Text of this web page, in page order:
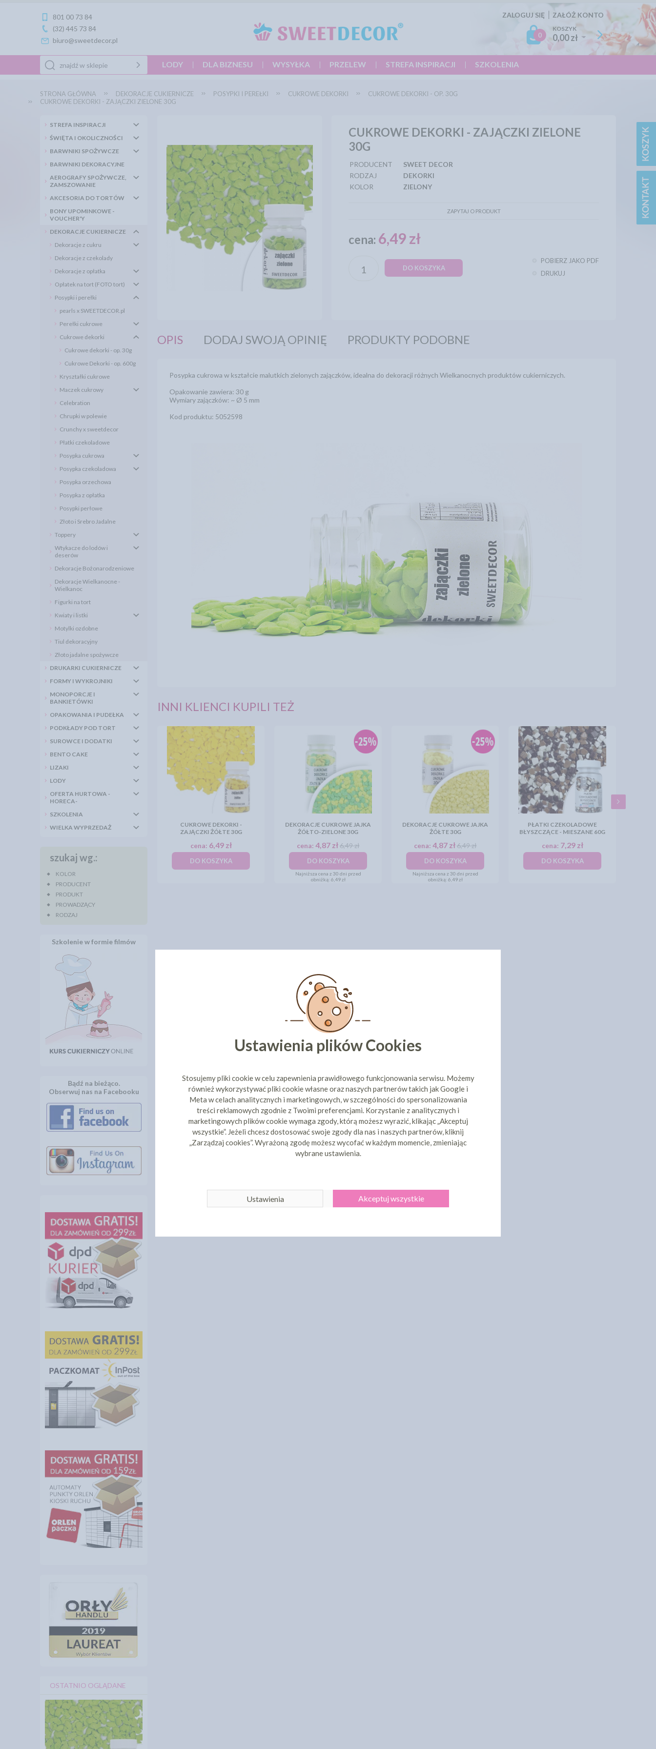
801 00 73 84
(32) 445 73 84
biuro@sweetdecor.pl
ZALOGUJ SIĘ ZAŁÓŻ KONTO
0
KOSZYK
0,00 zł
LODY DLA BIZNESU WYSYŁKA PRZELEW STREFA INSPIRACJI SZKOLENIA
STRONA GŁÓWNA DEKORACJE CUKIERNICZE POSYPKI I PEREŁKI CUKROWE DEKORKI
CUKROWE DEKORKI - OP. 30G
CUKROWE DEKORKI - ZAJĄCZKI ZIELONE 30G
STREFA INSPIRACJI
ŚWIĘTA I OKOLICZNOŚCI
BARWNIKI SPOŻYWCZE
BARWNIKI DEKORACYJNE
AEROGRAFY SPOŻYWCZE,
ZAMSZOWANIE
AKCESORIA DO TORTÓW
BONY UPOMINKOWE -
VOUCHER'Y
DEKORACJE CUKIERNICZE
Dekoracje z cukru
Dekoracje z czekolady
Dekoracje z opłatka
Opłatek na tort (FOTO tort)
Posypki i perełki
pearls x SWEETDECOR.pl
Perełki cukrowe
Cukrowe dekorki
Cukrowe dekorki - op. 30g
Cukrowe Dekorki - op. 600g
Kryształki cukrowe
Maczek cukrowy
Celebration
Chrupki w polewie
Crunchy x sweetdecor
Płatki czekoladowe
Posypka cukrowa
Posypka czekoladowa
Posypka orzechowa
Posypka z opłatka
Posypki perłowe
Złoto i Srebro Jadalne
Toppery
Wtykacze do lodów i
deserów
Dekoracje Bożonarodzeniowe
Dekoracje Wielkanocne -
Wielkanoc
Figurki na tort
Kwiaty i listki
Motylki ozdobne
Tiul dekoracyjny
Złoto jadalne spożywcze
DRUKARKI CUKIERNICZE
FORMY I WYKROJNIKI
MONOPORCJE I
BANKIETÓWKI
OPAKOWANIA I PUDEŁKA
PODKŁADY POD TORT
SUROWCE I DODATKI
BENTO CAKE
LIZAKI
LODY
OFERTA HURTOWA -
HORECA-
SZKOLENIA
WIELKA WYPRZEDAŻ
szukaj wg.:
KOLOR
PRODUCENT
PRODUKT
PROWADZĄCY
RODZAJ
Szkolenie w formie filmów
Bądź na bieżąco.
Obserwuj nas na Facebooku
OSTATNIO OGLĄDANE
CUKROWE DEKORKI - ZAJĄCZKI ZIELONE
30G
PRODUCENT
SWEET DECOR
RODZAJ
DEKORKI
KOLOR
ZIELONY
ZAPYTAJ O PRODUKT
cena: 6,49 zł
DO KOSZYKA
POBIERZ JAKO PDF
DRUKUJ
OPIS DODAJ SWOJĄ OPINIĘ PRODUKTY PODOBNE
Posypka cukrowa w kształcie malutkich zielonych zajączków, idealna do dekoracji różnych Wielkanocnych produktów cukierniczych.
Opakowanie zawiera: 30 g
Wymiary zajączków: ~ Ø 5 mm
Kod produktu: 5052598
INNI KLIENCI KUPILI TEŻ
CUKROWE DEKORKI -
ZAJĄCZKI ŻÓŁTE 30G
cena: 6,49 zł
DO KOSZYKA
DEKORACJE CUKROWE JAJKA
ŻÓŁTO-ZIELONE 30G
cena: 4,87 zł 6,49 zł
DO KOSZYKA
Najniższa cena z 30 dni przed
obniżką: 6,49 zł
DEKORACJE CUKROWE JAJKA
ŻÓŁTE 30G
cena: 4,87 zł 6,49 zł
DO KOSZYKA
Najniższa cena z 30 dni przed
obniżką: 6,49 zł
PŁATKI CZEKOLADOWE
BŁYSZCZĄCE - MIESZANE 60G
cena: 7,29 zł
DO KOSZYKA
Ustawienia plików Cookies
Stosujemy pliki cookie w celu zapewnienia prawidłowego funkcjonowania serwisu. Możemy
również wykorzystywać pliki cookie własne oraz naszych partnerów takich jak Google i
Meta w celach analitycznych i marketingowych, w szczególności do spersonalizowania
treści reklamowych zgodnie z Twoimi preferencjami. Korzystanie z analitycznych i
marketingowych plików cookie wymaga zgody, którą możesz wyrazić, klikając „Akceptuj
wszystkie”. Jeżeli chcesz dostosować swoje zgody dla nas i naszych partnerów, kliknij
„Zarządzaj cookies”. Wyrażoną zgodę możesz wycofać w każdym momencie, zmieniając
wybrane ustawienia.
Ustawienia Akceptuj wszystkie